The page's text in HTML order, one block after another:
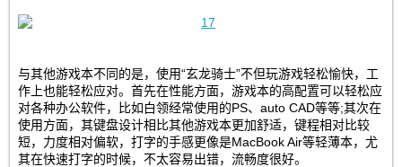
与其他游戏本不同的是，使用“玄龙骑士”不但玩游戏轻松愉快，工
作上也能轻松应对。首先在性能方面，游戏本的高配置可以轻松应
对各种办公软件，比如白领经常使用的PS、auto CAD等等;其次在
使用方面，其键盘设计相比其他游戏本更加舒适，键程相对比较
短，力度相对偏软，打字的手感更像是MacBook Air等轻薄本，尤
其在快速打字的时候，不太容易出错，流畅度很好。